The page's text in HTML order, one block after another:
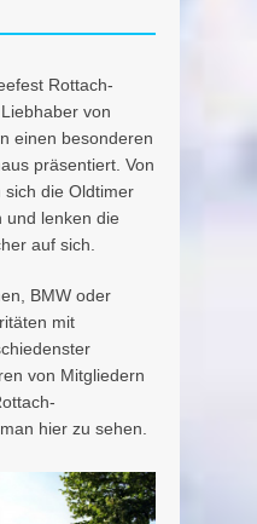
Rottach-
von
einen besonderen
präsentiert. Von
sich die Oldtimer
und lenken die
auf sich.
BMW oder
mit
von Mitgliedern
hier zu sehen.